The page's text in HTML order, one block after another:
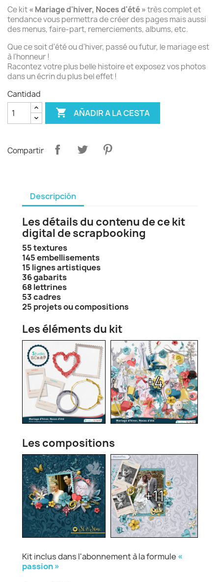
Ce kit« Mariage d'hiver, Noces d'été »très complet et
tendance vous permettra de créer des pages mais aussi
des menus, faire-part, remerciements, albums, etc.
Que ce soit d'été ou d'hiver, passé ou futur, le mariage est
à l'honneur !
Racontez votre plus belle histoire et exposez vos photos
dans un écrin du plus bel effet !
Cantidad
 AÑADIR A LA CESTA
Compartir
Descripción
Les détails du contenu de ce kit
digital de scrapbooking
55 textures
145 embellisements
15 lignes artistiques
36 gabarits
68 lettrines
53 cadres
25 projets ou compositions
Les éléments du kit
+4
Les compositions
+11
Kit inclus dans l'abonnement à la formule «
passion »